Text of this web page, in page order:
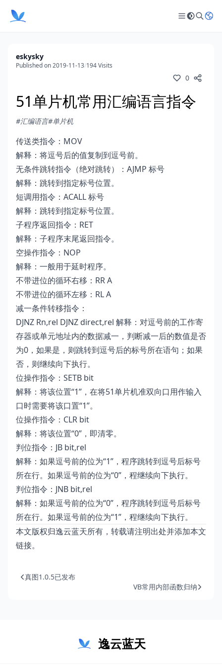
eskysky
Published on 2019-11-13/194 Visits
0
51单片机常用汇编语言指令
#汇编语言#单片机
传送类指令： MOV
解释：将逗号后的值复制到逗号前。
无条件跳转指令（绝对跳转）：AJMP 标号
解释：跳转到指定标号位置。
短调用指令：ACALL 标号
解释：跳转到指定标号位置。
子程序返回指令：RET
解释：子程序末尾返回指令。
空操作指令：NOP
解释：一般用于延时程序。
不带进位的循环右移：RR A
不带进位的循环左移：RL A
减一条件转移指令：
DJNZ Rn,rel DJNZ direct,rel 解释：对逗号前的工作寄
存器或单元地址内的数据减一，判断减一后的数值是否
为0，如果是，则跳转到逗号后的标号所在语句；如果
否，则继续向下执行。
位操作指令：SETB bit
解释：将该位置“1”，在将51单片机准双向口用作输入
口时需要将该口置“1”。
位操作指令：CLR bit
解释：将该位置“0”，即清零。
判位指令：JB bit,rel
解释：如果逗号前的位为“1”，程序跳转到逗号后标号
所在行。如果逗号前的位为“0”，程继续向下执行。
判位指令：JNB bit,rel
解释：如果逗号前的位为“0”，程序跳转到逗号后标号
所在行。如果逗号前的位为“1”，程继续向下执行。
本文版权归逸云蓝天所有，转载请注明出处并添加本文
链接。
真图1.0.5已发布
VB常用内部函数归纳
逸云蓝天